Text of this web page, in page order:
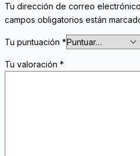
Tu dirección de correo
campos obligatorios están
Tu puntuación *
Tu valoración *